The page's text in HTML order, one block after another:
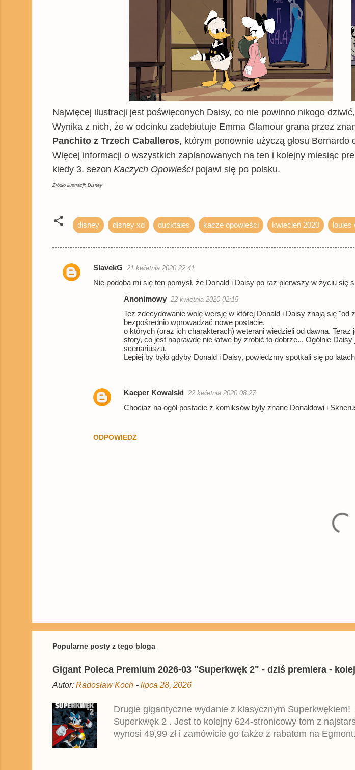
Najwięcej ilustracji jest poświęconych Daisy, co nie powinno nikogo
Wynika z nich, że w odcinku zadebiutuje Emma Glamour grana przez
Panchito z Trzech Caballeros, którym ponownie użyczą głosu Bernardo
Więcej informacji o wszystkich zaplanowanych na ten i kolejny miesiąc
kiedy 3. sezon Kaczych Opowieści pojawi się po polsku.
Źródło ilustracji: Disney
disney disney xd ducktales kacze opowieści kwiecień 2020 louies
K
SlavekG 21 kwietnia 2020 22:41
Nie podoba mi się ten pomysł, że Donald i Daisy po raz pierwszy w życiu się
ODPOWIEDZ
Anonimowy 22 kwietnia 2020 02:15
Też zdecydowanie wolę wersję w której Donald i Daisy znają się
bezpośrednio wprowadzać nowe postacie,
o których (oraz ich charakterach) weterani wiedzieli od dawna.
story, co jest naprawdę nie łatwe by zrobić to dobrze... Ogólnie
scenariuszu.
Lepiej by było gdyby Donald i Daisy, powiedzmy spotkali się po
Kacper Kowalski 22 kwietnia 2020 08:27
Chociaż na ogół postacie z komiksów były znane Donaldowi i
z
ś
j
k
o
e
n
t
a
r
z
Popularne posty z tego bloga
Gigant Poleca Premium 2026-03 "Superkwęk 2" - dziś premiera -
Autor: Radosław Koch - lipca 28, 2026
Drugie gigantyczne wydanie z klasycznym
Superkwęk 2 . Jest to kolejny 624-stronicowy tom z
wynosi 49,99 zł i zamówicie go także z rabatem na